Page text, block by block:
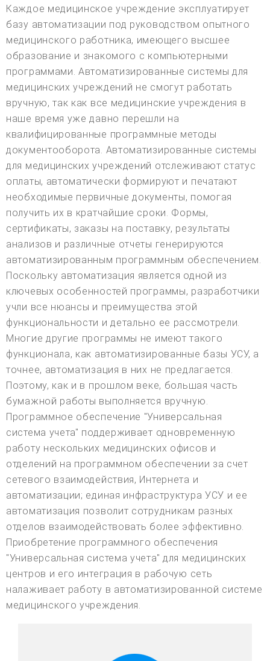
Каждое медицинское учреждение эксплуатирует
базу автоматизации под руководством опытного
медицинского работника, имеющего высшее
образование и знакомого с компьютерными
программами. Автоматизированные системы для
медицинских учреждений не смогут работать
вручную, так как все медицинские учреждения в
наше время уже давно перешли на
квалифицированные программные методы
документооборота. Автоматизированные системы
для медицинских учреждений отслеживают статус
оплаты, автоматически формируют и печатают
необходимые первичные документы, помогая
получить их в кратчайшие сроки. Формы,
сертификаты, заказы на поставку, результаты
анализов и различные отчеты генерируются
автоматизированным программным обеспечением.
Поскольку автоматизация является одной из
ключевых особенностей программы, разработчики
учли все нюансы и преимущества этой
функциональности и детально ее рассмотрели.
Многие другие программы не имеют такого
функционала, как автоматизированные базы УСУ, а
точнее, автоматизация в них не предлагается.
Поэтому, как и в прошлом веке, большая часть
бумажной работы выполняется вручную.
Программное обеспечение "Универсальная
система учета" поддерживает одновременную
работу нескольких медицинских офисов и
отделений на программном обеспечении за счет
сетевого взаимодействия, Интернета и
автоматизации; единая инфраструктура УСУ и ее
автоматизация позволит сотрудникам разных
отделов взаимодействовать более эффективно.
Приобретение программного обеспечения
"Универсальная система учета" для медицинских
центров и его интеграция в рабочую сеть
налаживает работу в автоматизированной системе
медицинского учреждения.